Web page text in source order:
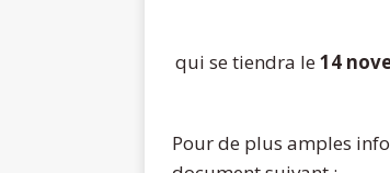
qui se tiendra le14
Pour de plus amples